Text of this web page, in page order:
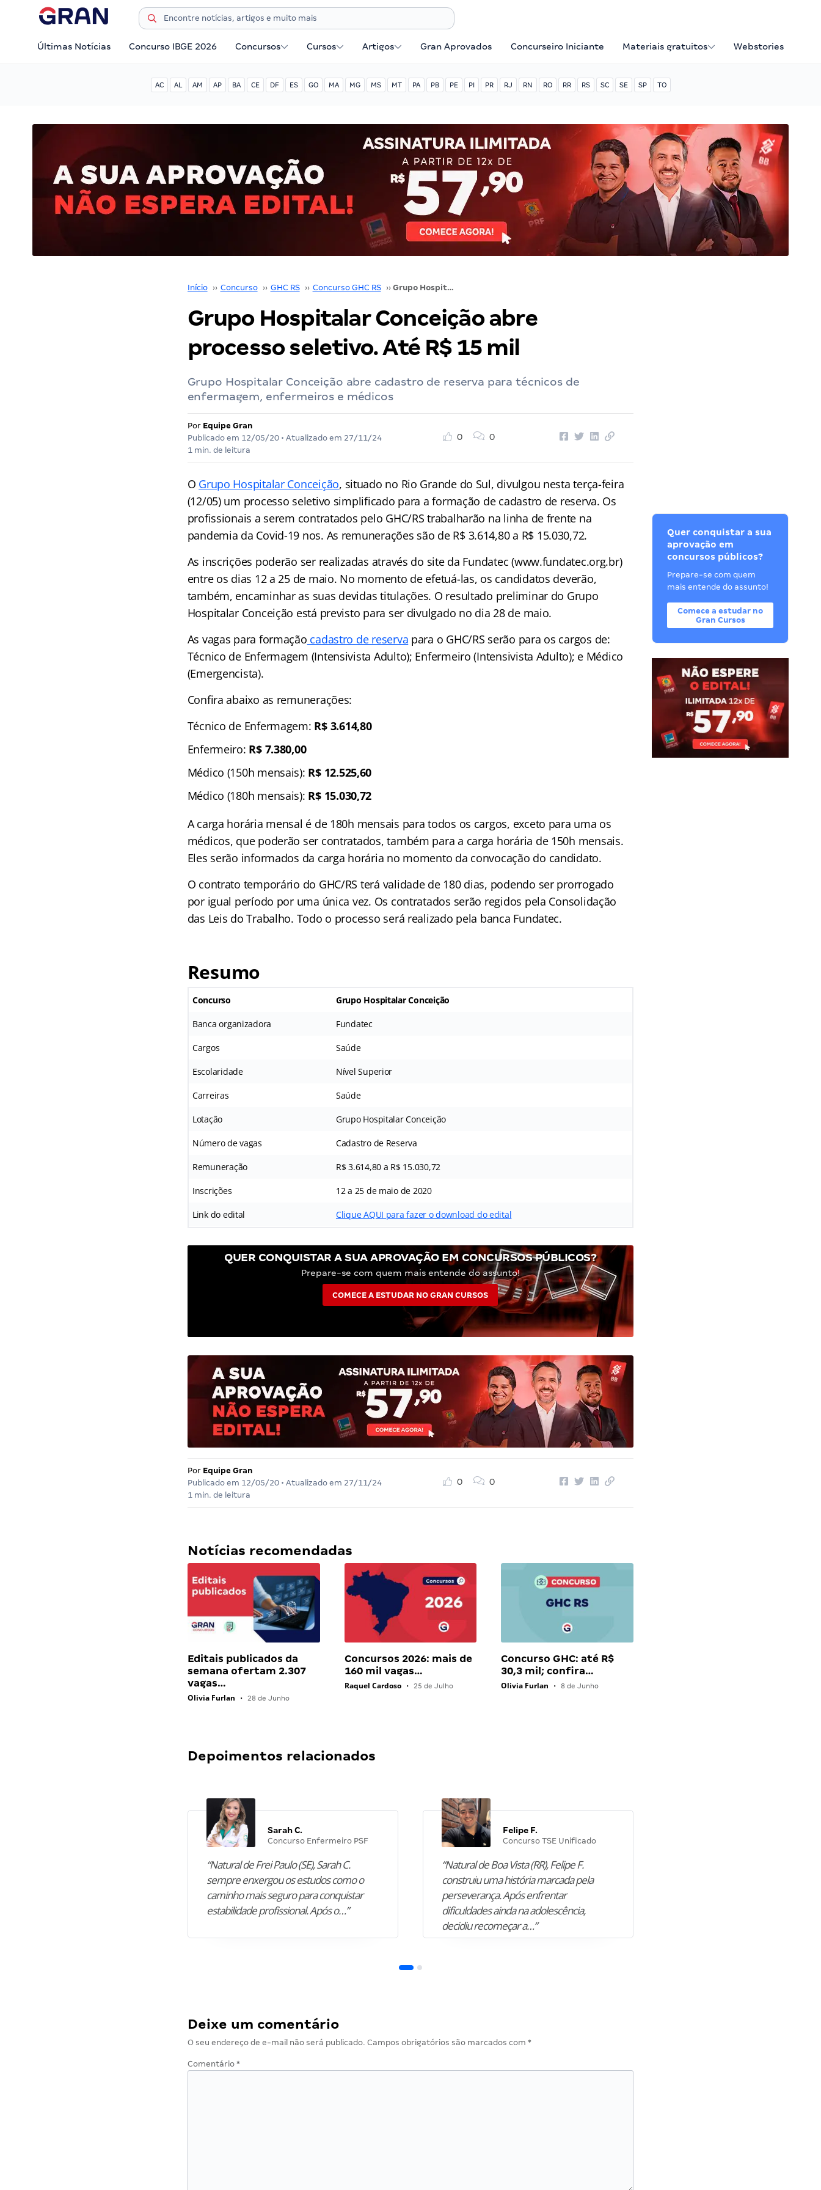
Últimas Notícias Concurso IBGE 2026 Concursos Cursos Artigos Gran Aprovados Concurseiro Iniciante Materiais gratuitos Webstories
AC AL AM AP BA CE DF ES GO MA MG MS MT PA PB PE PI PR RJ RN RO RR RS SC SE SP TO
Início ›› Concurso ›› GHC RS ›› Concurso GHC RS ›› Grupo Hospitalar Conceição abre processo seletivo. Até R$ 15 mil
Grupo Hospitalar Conceição abre
processo seletivo. Até R$ 15 mil
Grupo Hospitalar Conceição abre cadastro de reserva para técnicos de
enfermagem, enfermeiros e médicos
Por Equipe Gran
Publicado em 12/05/20• Atualizado em 27/11/24
1 min. de leitura
0 0
O Grupo Hospitalar Conceição, situado no Rio Grande do Sul, divulgou nesta terça-feira
(12/05) um processo seletivo simplificado para a formação de cadastro de reserva. Os
profissionais a serem contratados pelo GHC/RS trabalharão na linha de frente na
pandemia da Covid-19 nos. As remunerações são de R$ 3.614,80 a R$ 15.030,72.
As inscrições poderão ser realizadas através do site da Fundatec (www.fundatec.org.br)
entre os dias 12 a 25 de maio. No momento de efetuá-las, os candidatos deverão,
também, encaminhar as suas devidas titulações. O resultado preliminar do Grupo
Hospitalar Conceição está previsto para ser divulgado no dia 28 de maio.
As vagas para formação cadastro de reserva para o GHC/RS serão para os cargos de:
Técnico de Enfermagem (Intensivista Adulto); Enfermeiro (Intensivista Adulto); e Médico
(Emergencista).
Confira abaixo as remunerações:
Técnico de Enfermagem: R$ 3.614,80
Enfermeiro: R$ 7.380,00
Médico (150h mensais): R$ 12.525,60
Médico (180h mensais): R$ 15.030,72
A carga horária mensal é de 180h mensais para todos os cargos, exceto para uma os
médicos, que poderão ser contratados, também para a carga horária de 150h mensais.
Eles serão informados da carga horária no momento da convocação do candidato.
O contrato temporário do GHC/RS terá validade de 180 dias, podendo ser prorrogado
por igual período por uma única vez. Os contratados serão regidos pela Consolidação
das Leis do Trabalho. Todo o processo será realizado pela banca Fundatec.
Resumo
Concurso Grupo Hospitalar Conceição
Banca organizadora Fundatec
Cargos Saúde
Escolaridade Nível Superior
Carreiras Saúde
Lotação Grupo Hospitalar Conceição
Número de vagas Cadastro de Reserva
Remuneração R$ 3.614,80 a R$ 15.030,72
Inscrições 12 a 25 de maio de 2020
Link do edital Clique AQUI para fazer o download do edital
QUER CONQUISTAR A SUA APROVAÇÃO EM CONCURSOS PÚBLICOS?
Prepare-se com quem mais entende do assunto!
COMECE A ESTUDAR NO GRAN CURSOS
Por Equipe Gran
Publicado em 12/05/20• Atualizado em 27/11/24
1 min. de leitura
0 0
Notícias recomendadas
Editais publicados da
semana ofertam 2.307
vagas…
Olivia Furlan • 28 de Junho
Concursos 2026: mais de
160 mil vagas…
Raquel Cardoso • 25 de Julho
Concurso GHC: até R$
30,3 mil; confira…
Olivia Furlan • 8 de Junho
Depoimentos relacionados
Sarah C.
Concurso Enfermeiro PSF
“Natural de Frei Paulo (SE), Sarah C.
sempre enxergou os estudos como o
caminho mais seguro para conquistar
estabilidade profissional. Após o…”
Felipe F.
Concurso TSE Unificado
“Natural de Boa Vista (RR), Felipe F.
construiu uma história marcada pela
perseverança. Após enfrentar
dificuldades ainda na adolescência,
decidiu recomeçar a…”
Deixe um comentário
O seu endereço de e-mail não será publicado. Campos obrigatórios são marcados com *
Comentário *
Quer conquistar a sua
aprovação em
concursos públicos?
Prepare-se com quem
mais entende do assunto!
Comece a estudar no
Gran Cursos